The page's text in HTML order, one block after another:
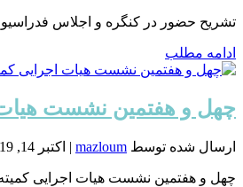
تشریح حضور در کنگره و اجلاس
ادامه مطلب
چهل و هفتمین نشست هیات
ارسال شده توسط mazloum
| اکتبر 14, 2019
چهل و هفتمین نشست هیات اجرایی